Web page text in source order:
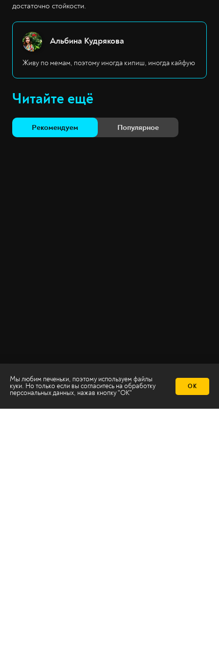
достаточно стойкости.
Альбина Кудрякова
Живу по мемам, поэтому иногда кипиш, иногда кайфую
Читайте ещё
Рекомендуем Популярное
Мы любим печеньки, поэтому используем файлы
куки. Но только если вы согласитесь на обработку
персональных данных, нажав кнопку "ОК"
ОК